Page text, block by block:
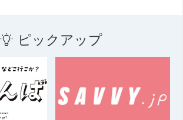
ピックアップ